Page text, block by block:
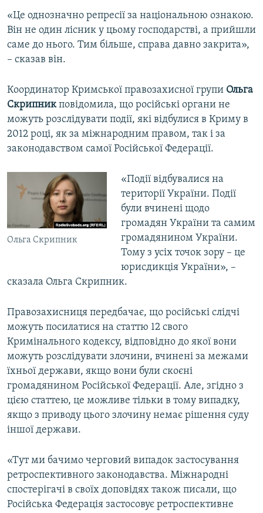
«Це однозначно репресії за національною ознакою.
Він не один лісник у цьому господарстві, а прийшли
саме до нього. Тим більше, справа давно закрита»,
– сказав він.
Координатор Кримської правозахисної групи Ольга
Скрипникповідомила, що російські органи не
можуть розслідувати події, які відбулися в Криму в
2012 році, як за міжнародним правом, так і за
законодавством самої Російської Федерації.
Ольга Скрипник
«Події відбувалися на
території України. Події
були вчинені щодо
громадян України та самим
громадянином України.
Тому з усіх точок зору – це
юрисдикція України», –
сказала Ольга Скрипник.
Правозахисниця передбачає, що російські слідчі
можуть посилатися на статтю 12 свого
Кримінального кодексу, відповідно до якої вони
можуть розслідувати злочини, вчинені за межами
їхньої держави, якщо вони були скоєні
громадянином Російської Федерації. Але, згідно з
цією статтею, це можливе тільки в тому випадку,
якщо з приводу цього злочину немає рішення суду
іншої держави.
«Тут ми бачимо черговий випадок застосування
ретроспективного законодавства. Міжнародні
спостерігачі в своїх доповідях також писали, що
Російська Федерація застосовує ретроспективне